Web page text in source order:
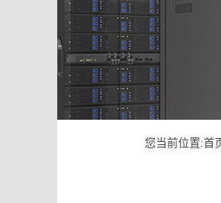
您当前位置:首